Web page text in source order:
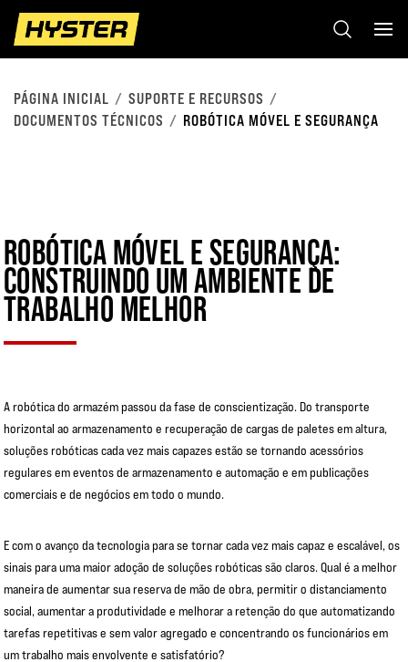
PÁGINA INICIAL
SUPORTE E RECURSOS
DOCUMENTOS TÉCNICOS
ROBÓTICA MÓVEL E SEGURANÇA
ROBÓTICA MÓVEL E SEGURANÇA:
CONSTRUINDO UM AMBIENTE DE
TRABALHO MELHOR
A robótica do armazém passou da fase de conscientização. Do transporte
horizontal ao armazenamento e recuperação de cargas de paletes em altura,
soluções robóticas cada vez mais capazes estão se tornando acessórios
regulares em eventos de armazenamento e automação e em publicações
comerciais e de negócios em todo o mundo.
E com o avanço da tecnologia para se tornar cada vez mais capaz e escalável, os
sinais para uma maior adoção de soluções robóticas são claros. Qual é a melhor
maneira de aumentar sua reserva de mão de obra, permitir o distanciamento
social, aumentar a produtividade e melhorar a retenção do que automatizando
tarefas repetitivas e sem valor agregado e concentrando os funcionários em
um trabalho mais envolvente e satisfatório?